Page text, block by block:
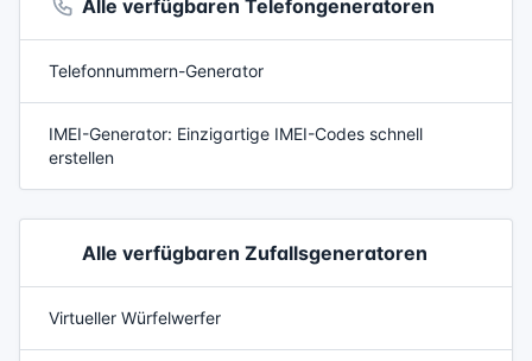
Alle verfügbaren Telefongeneratoren
Telefonnummern-Generator
IMEI-Generator: Einzigartige IMEI-Codes schnell
erstellen
Alle verfügbaren Zufallsgeneratoren
Virtueller Würfelwerfer